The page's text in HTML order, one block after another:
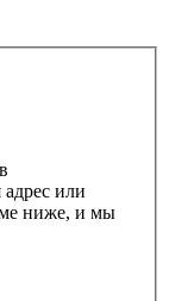
или
ниже, и мы